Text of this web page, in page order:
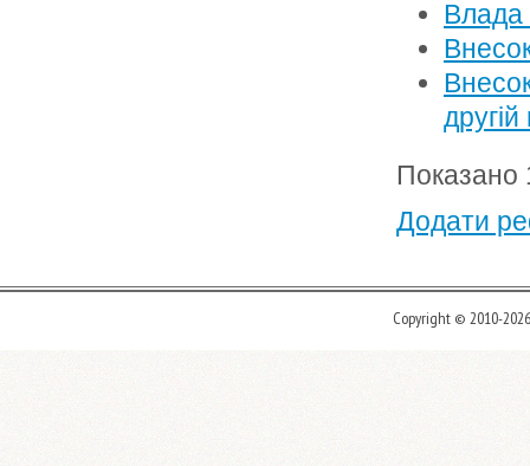
Влада
Показано
Додати
Copyright © 2010-